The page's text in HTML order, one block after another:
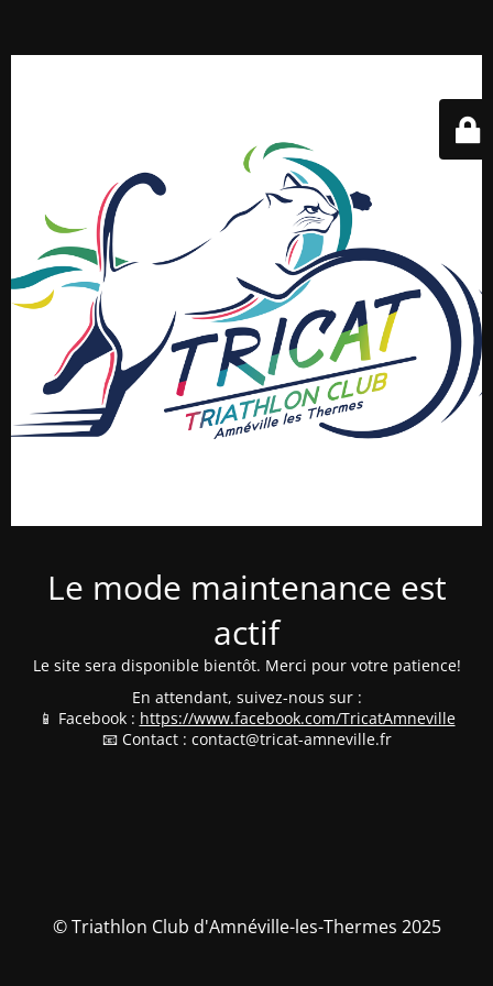
Le mode maintenance est
actif
Le site sera disponible bientôt. Merci pour votre patience!
En attendant, suivez-nous sur :
📱 Facebook : https://www.facebook.com/TricatAmneville
📧 Contact : contact@tricat-amneville.fr
© Triathlon Club d'Amnéville-les-Thermes 2025